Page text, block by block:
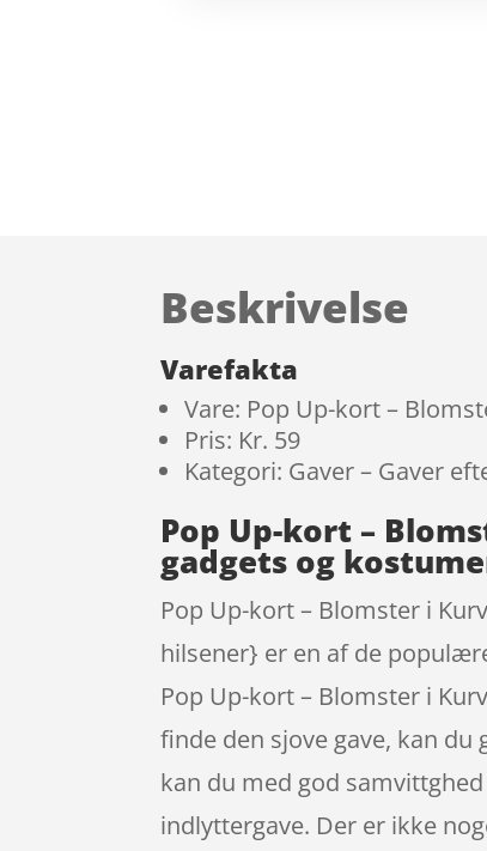
Beskrivelse
Varefakta
Vare: Pop Up-kort –
Pris: Kr. 59
Kategori: Gaver – Gaver
Pop Up-kort –
gadgets og
Pop Up-kort – Blomster i
hilsener} er en af de
Pop Up-kort – Blomster i
finde den sjove gave, kan
kan du med god
indlyttergave. Der er ikke